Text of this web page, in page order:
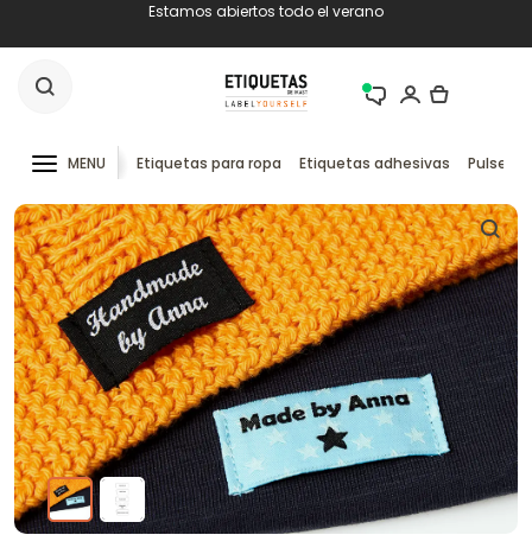
Estamos abiertos todo el verano
MENU Etiquetas para ropa Etiquetas adhesivas